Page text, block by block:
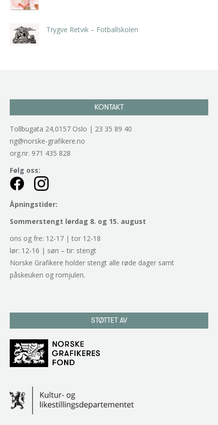
Trygve Retvik – Fotballskolen
KONTAKT
Tollbugata 24,0157 Oslo | 23 35 89 40
ng@norske-grafikere.no
org.nr. 971 435 828
Følg oss:
Åpningstider:
Sommerstengt lørdag 8. og 15. august
ons og fre: 12-17 | tor 12-18
lør: 12-16 | søn – tir: stengt
Norske Grafikere holder stengt alle røde dager samt
påskeuken og romjulen.
STØTTET AV